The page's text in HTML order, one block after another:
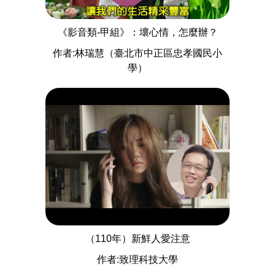
《影音類-甲組》：壞心情，怎麼辦？
作者:林瑞慧（臺北市中正區忠孝國民小
學）
（110年）新鮮人愛注意
作者:致理科技大學